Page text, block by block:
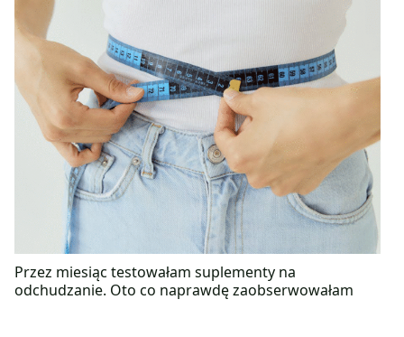
Przez miesiąc testowałam suplementy na
odchudzanie. Oto co naprawdę zaobserwowałam